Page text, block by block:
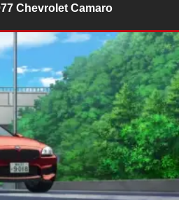
Chevrolet Camaro